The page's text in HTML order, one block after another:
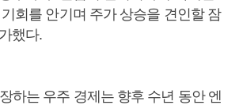
회를 안기며 주가 상승을 견인할 잠
했다.
하는 우주 경제는 향후 수년 동안 엔